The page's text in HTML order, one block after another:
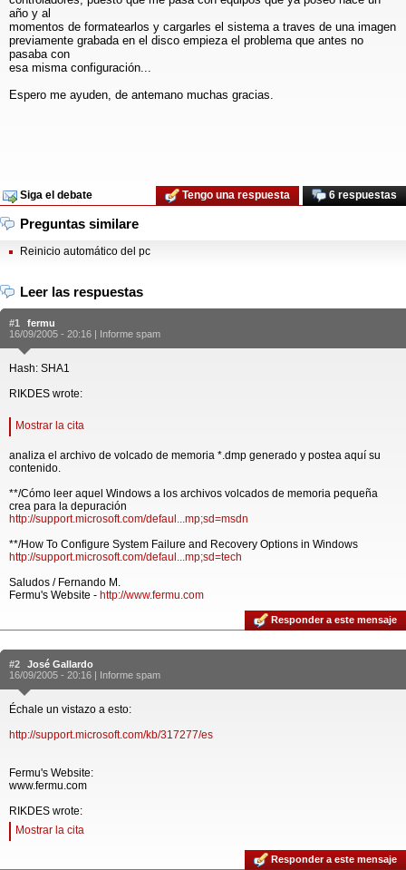
año y al
momentos de formatearlos y cargarles el sistema a traves de una imagen
previamente grabada en el disco empieza el problema que antes no
pasaba con
esa misma configuración...
Espero me ayuden, de antemano muchas gracias.
Siga el debate 6 respuestas
Tengo una respuesta
Preguntas similare
Reinicio automático del pc
Leer las respuestas
#1
fermu
16/09/2005 - 20:16 | Informe spam
Hash: SHA1
RIKDES wrote:
Mostrar la cita
analiza el archivo de volcado de memoria *.dmp generado y postea aquí su
contenido.
**/Cómo leer aquel Windows a los archivos volcados de memoria pequeña
crea para la depuración
http://support.microsoft.com/defaul...mp;sd=msdn
**/How To Configure System Failure and Recovery Options in Windows
http://support.microsoft.com/defaul...mp;sd=tech
Saludos / Fernando M.
Fermu's Website - http://www.fermu.com
Responder a este mensaje
#2
José Gallardo
16/09/2005 - 20:16 | Informe spam
Échale un vistazo a esto:
http://support.microsoft.com/kb/317277/es
Fermu's Website:
www.fermu.com
RIKDES wrote:
Mostrar la cita
Responder a este mensaje